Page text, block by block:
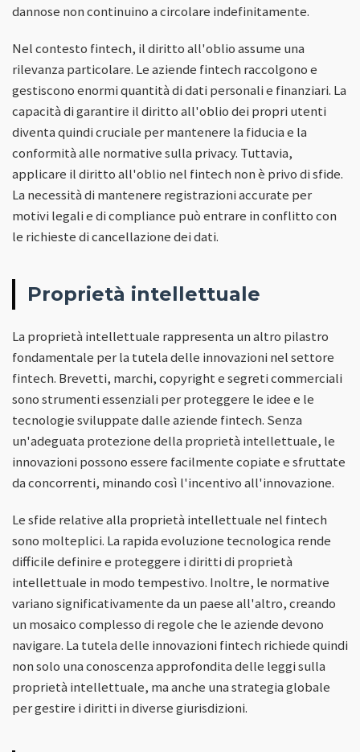
dannose non continuino a circolare indefinitamente.
Nel contesto fintech, il diritto all'oblio assume una
rilevanza particolare. Le aziende fintech raccolgono e
gestiscono enormi quantità di dati personali e finanziari. La
capacità di garantire il diritto all'oblio dei propri utenti
diventa quindi cruciale per mantenere la fiducia e la
conformità alle normative sulla privacy. Tuttavia,
applicare il diritto all'oblio nel fintech non è privo di sfide.
La necessità di mantenere registrazioni accurate per
motivi legali e di compliance può entrare in conflitto con
le richieste di cancellazione dei dati.
Proprietà intellettuale
La proprietà intellettuale rappresenta un altro pilastro
fondamentale per la tutela delle innovazioni nel settore
fintech. Brevetti, marchi, copyright e segreti commerciali
sono strumenti essenziali per proteggere le idee e le
tecnologie sviluppate dalle aziende fintech. Senza
un'adeguata protezione della proprietà intellettuale, le
innovazioni possono essere facilmente copiate e sfruttate
da concorrenti, minando così l'incentivo all'innovazione.
Le sfide relative alla proprietà intellettuale nel fintech
sono molteplici. La rapida evoluzione tecnologica rende
difficile definire e proteggere i diritti di proprietà
intellettuale in modo tempestivo. Inoltre, le normative
variano significativamente da un paese all'altro, creando
un mosaico complesso di regole che le aziende devono
navigare. La tutela delle innovazioni fintech richiede quindi
non solo una conoscenza approfondita delle leggi sulla
proprietà intellettuale, ma anche una strategia globale
per gestire i diritti in diverse giurisdizioni.